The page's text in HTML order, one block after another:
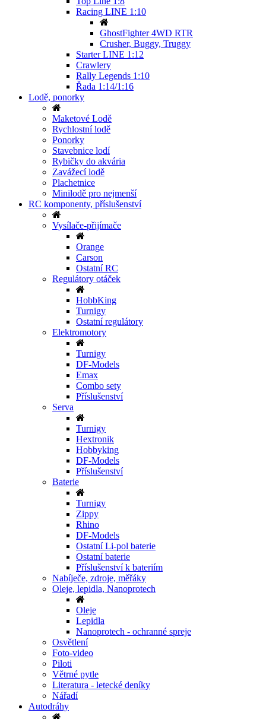
Racing LINE 1:10
GhostFighter 4WD RTR
Crusher, Buggy, Truggy
Starter LINE 1:12
Crawlery
Rally Legends 1:10
Řada 1:14/1:16
Lodě, ponorky
Maketové Lodě
Rychlostní lodě
Ponorky
Stavebnice lodí
Rybičky do akvária
Zavážecí lodě
Plachetnice
Minilodě pro nejmenší
RC komponenty, příslušenství
Vysílače-přijímače
Orange
Carson
Ostatní RC
Regulátory otáček
HobbKing
Turnigy
Ostatní regulátory
Elektromotory
Turnigy
DF-Models
Emax
Combo sety
Příslušenství
Serva
Turnigy
Hextronik
Hobbyking
DF-Models
Příslušenství
Baterie
Turnigy
Zippy
Rhino
DF-Models
Ostatní Li-pol baterie
Ostatní baterie
Příslušenství k bateriím
Nabíječe, zdroje, měřáky
Oleje, lepidla, Nanoprotech
Oleje
Lepidla
Nanoprotech - ochranné spreje
Osvětlení
Foto-video
Piloti
Větrné pytle
Literatura - letecké deníky
Nářadí
Autodráhy